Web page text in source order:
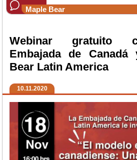
Maple Bear
Webinar gratuito
Embajada de Canadá
Bear Latin America
10.11.2020